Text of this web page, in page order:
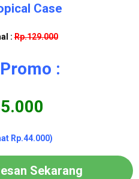
Case
:Rp.129.000
:
Rp.44.000)
Sekarang